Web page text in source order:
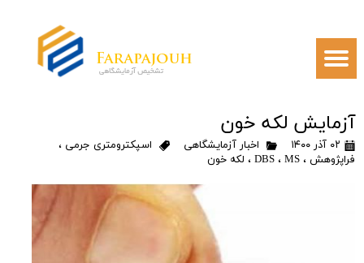
آزمایش لکه خون
۰۲ آذر ۱۴۰۰ اخبار آزمایشگاهی اسپکترومتری جرمی ،
فراپژوهش ، DBS، MS ، لکه خون